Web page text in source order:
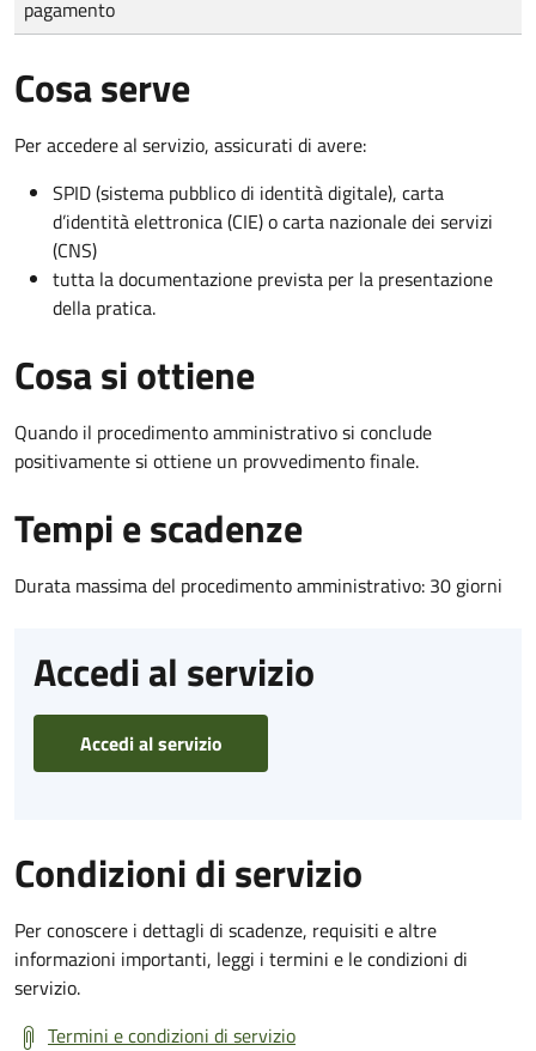
pagamento
Cosa serve
Per accedere al servizio, assicurati di avere:
SPID (sistema pubblico di identità digitale), carta
d’identità elettronica (CIE) o carta nazionale dei servizi
(CNS)
tutta la documentazione prevista per la presentazione
della pratica.
Cosa si ottiene
Quando il procedimento amministrativo si conclude
positivamente si ottiene un provvedimento finale.
Tempi e scadenze
Durata massima del procedimento amministrativo: 30 giorni
Accedi al servizio
Accedi al servizio
Condizioni di servizio
Per conoscere i dettagli di scadenze, requisiti e altre
informazioni importanti, leggi i termini e le condizioni di
servizio.
Termini e condizioni di servizio